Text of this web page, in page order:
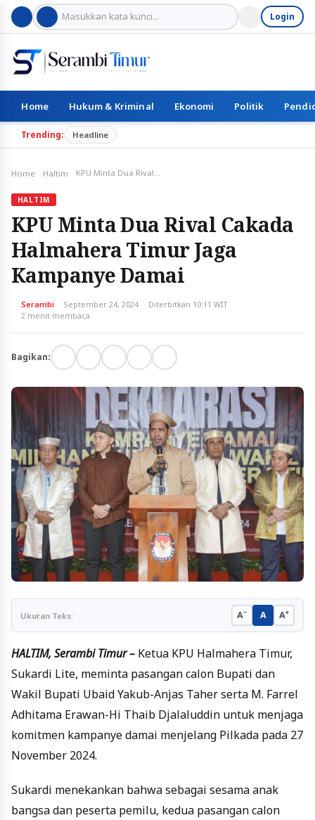
Login
Home Hukum & Kriminal Ekonomi Politik
Trending: Headline
Home Haltim KPU Minta Dua Rival Cakada Halmahera Timur Jaga Kampanye Damai
HALTIM
KPU Minta Dua Rival Cakada
Halmahera Timur Jaga
Kampanye Damai
Serambi September 24, 2024
Diterbitkan 10:11 WIT
2 menit membaca
Bagikan:
Ukuran Teks: A− A A+
HALTIM, Serambi Timur – Ketua KPU Halmahera Timur,
Sukardi Lite, meminta pasangan calon Bupati dan
Wakil Bupati Ubaid Yakub-Anjas Taher serta M. Farrel
Adhitama Erawan-Hi Thaib Djalaluddin untuk menjaga
komitmen kampanye damai menjelang Pilkada pada 27
November 2024.
Sukardi menekankan bahwa sebagai sesama anak
bangsa dan peserta pemilu, kedua pasangan calon